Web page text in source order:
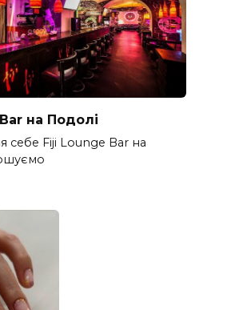
на Подолі
себе Fiji Lounge Bar на